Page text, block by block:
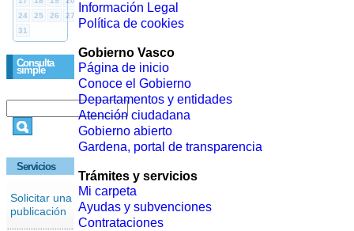
Consulta
simple
Servicios
Solicitar una
publicación
Información Legal
Política de cookies
Gobierno Vasco
Página de inicio
Conoce el Gobierno
Departamentos y entidades
Atención ciudadana
Gobierno abierto
Gardena, portal de transparencia
Trámites y servicios
Mi carpeta
Ayudas y subvenciones
Contrataciones